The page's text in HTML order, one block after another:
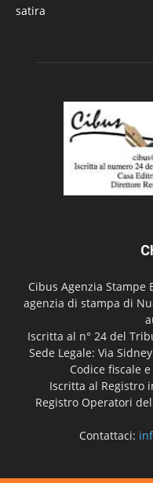
satira
Cibus Agenzia
agenzia di stampa di
Iscritta al n° 24 del
Sede Legale: Via
Codice fiscale
Iscritta al Registro
Registro Operatori
Contattaci: